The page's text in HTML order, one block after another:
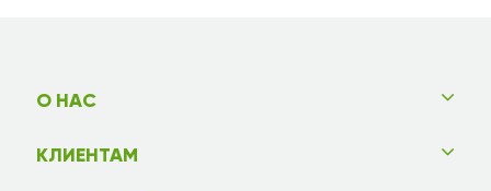
О НАС
КЛИЕНТАМ